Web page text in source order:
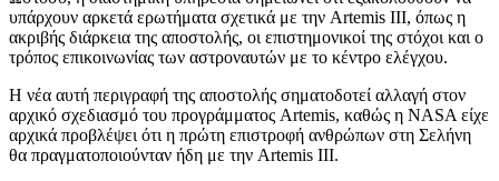
υπάρχουν αρκετά ερωτήματα σχετικά με την Artemis III, όπως η
ακριβής διάρκεια της αποστολής, οι επιστημονικοί της στόχοι και ο
τρόπος επικοινωνίας των αστροναυτών με το κέντρο ελέγχου.
Η νέα αυτή περιγραφή της αποστολής σηματοδοτεί αλλαγή στον
αρχικό σχεδιασμό του προγράμματος Artemis, καθώς η NASA είχε
αρχικά προβλέψει ότι η πρώτη επιστροφή ανθρώπων στη Σελήνη
θα πραγματοποιούνταν ήδη με την Artemis III.